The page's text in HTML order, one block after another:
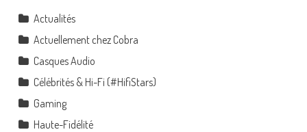
Actualités
Actuellement chez Cobra
Casques Audio
Célébrités & Hi-Fi (#HifiStars)
Gaming
Haute-Fidélité